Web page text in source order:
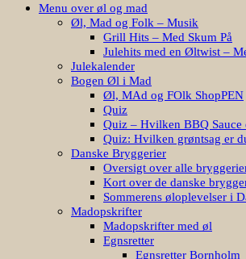
Menu over øl og mad
Øl, Mad og Folk – Musik
Grill Hits – Med Skum På
Julehits med en Øltwist –
Julekalender
Bogen Øl i Mad
Øl, MAd og FOlk ShopPEN
Quiz
Quiz – Hvilken BBQ Sauce
Quiz: Hvilken grøntsag er
Danske Bryggerier
Oversigt over alle
Kort over de danske
Sommerens øloplevelser i
Madopskrifter
Madopskrifter med øl
Egnsretter
Egnsretter Bornholm